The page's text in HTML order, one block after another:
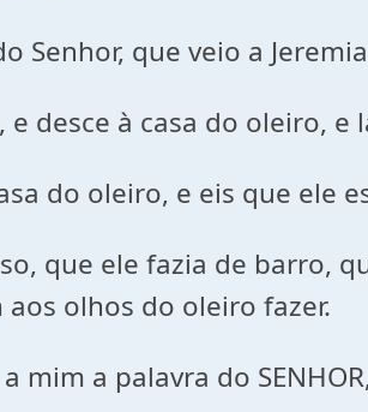
Senhor, que veio a
e desce à casa do oleiro,
do oleiro, e eis que ele
que ele fazia de barro,
aos olhos do oleiro fazer.
mim a palavra do